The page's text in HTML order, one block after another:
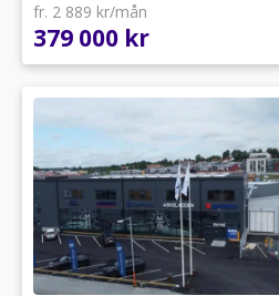
fr. 2 889 kr/mån
379 000 kr